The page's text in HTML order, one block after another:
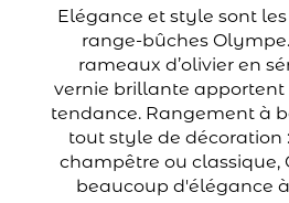
Elégance et style sont
range-bûches
rameaux d’olivier en
vernie brillante apportent
tendance. Rangement à
tout style de décoration
champêtre ou classique,
beaucoup d'élégance